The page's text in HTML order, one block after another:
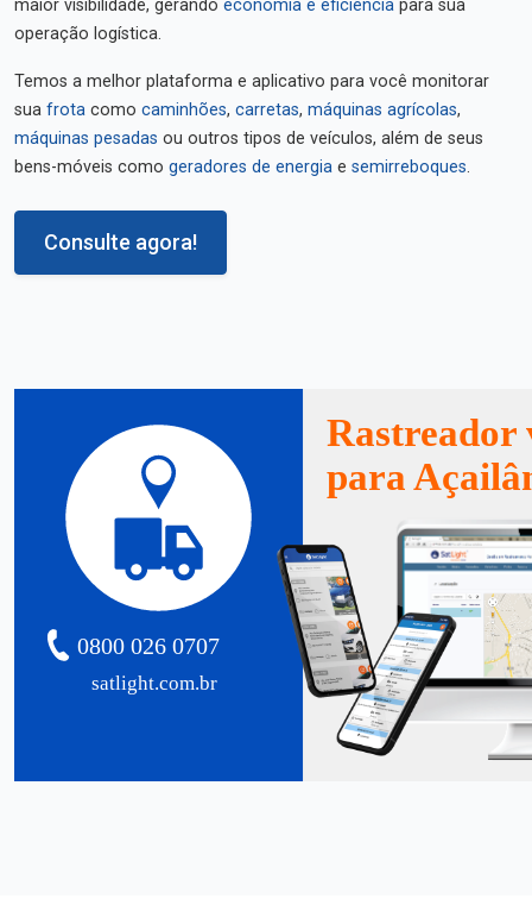
maior visibilidade, gerando economia e eficiência para sua
operação logística.
Temos a melhor plataforma e aplicativo para você monitorar
sua frota como caminhões, carretas, máquinas agrícolas,
máquinas pesadas ou outros tipos de veículos, além de seus
bens-móveis como geradores de energia e semirreboques.
Consulte agora!
satlight.com.br
0800 026 0707
Rastreador
para